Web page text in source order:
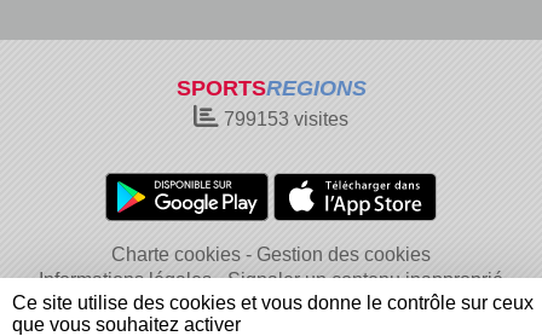
SPORTSREGIONS
799153 visites
Charte cookies
Gestion des cookies
Informations légales
Signaler un contenu inapproprié
Ce site utilise des cookies et vous donne le contrôle sur ceux
que vous souhaitez activer